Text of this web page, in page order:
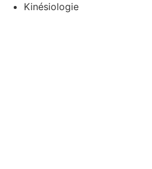
Kinésiologie